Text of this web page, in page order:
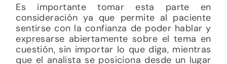
Es importante tomar esta parte en
consideración ya que permite al paciente
sentirse con la confianza de poder hablar y
expresarse abiertamente sobre el tema en
cuestión, sin importar lo que diga, mientras
que el analista se posiciona desde un lugar